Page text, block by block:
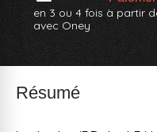
en 3 ou 4 fois à partir
avec Oney
Résumé